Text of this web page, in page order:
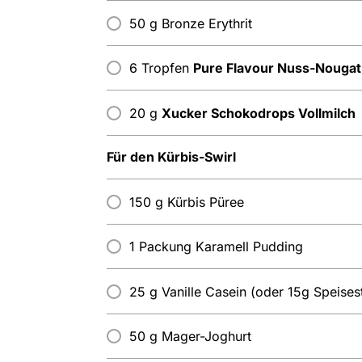
50 g Bronze Erythrit
6 Tropfen Pure Flavour Nuss-Nougat
20 g Xucker Schokodrops Vollmilch
Für den Kürbis-Swirl
150 g Kürbis Püree
1 Packung Karamell Pudding
25 g Vanille Casein (oder 15g
50 g Mager-Joghurt